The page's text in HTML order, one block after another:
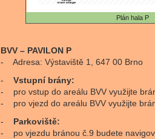
Plán hala P
BVV – PAVILON P
- Adresa: Výstaviště 1, 647 00 Brno
- Vstupní brány:
- pro vstup do areálu BVV využijte
- pro vjezd do areálu BVV využijte
- Parkoviště:
- po vjezdu bránou č.9 budete